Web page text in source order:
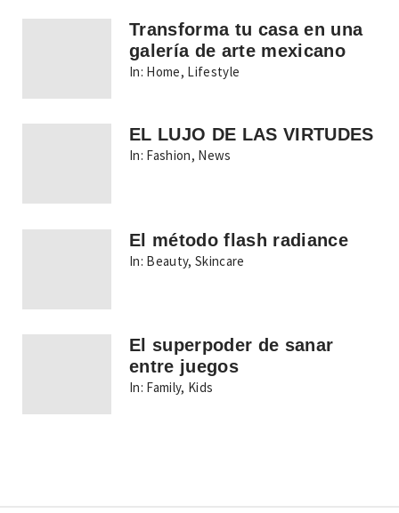
Transforma tu casa en una
galería de arte mexicano
In: Home, Lifestyle
EL LUJO DE LAS VIRTUDES
In: Fashion, News
El método flash radiance
In: Beauty,Skincare
El superpoder de sanar
entre juegos
In: Family, Kids